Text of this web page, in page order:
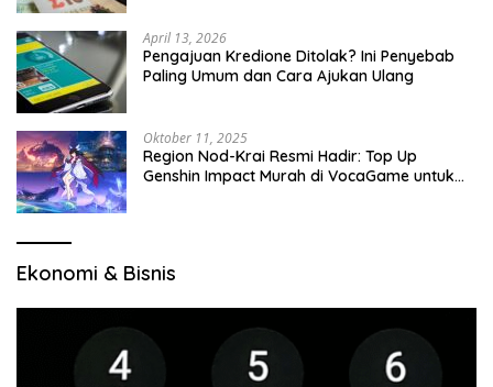
April 13, 2026
Pengajuan Kredione Ditolak? Ini Penyebab
Paling Umum dan Cara Ajukan Ulang
Oktober 11, 2025
Region Nod-Krai Resmi Hadir: Top Up
Genshin Impact Murah di VocaGame untuk
Ekonomi & Bisnis